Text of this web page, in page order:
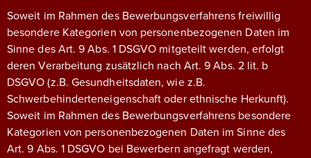
Soweit im Rahmen des Bewerbungsverfahrens freiwillig
besondere Kategorien von personenbezogenen Daten im
Sinne des Art. 9 Abs. 1 DSGVO mitgeteilt werden, erfolgt
deren Verarbeitung zusätzlich nach Art. 9 Abs. 2 lit. b
DSGVO (z.B. Gesundheitsdaten, wie z.B.
Schwerbehinderteneigenschaft oder ethnische Herkunft).
Soweit im Rahmen des Bewerbungsverfahrens besondere
Kategorien von personenbezogenen Daten im Sinne des
Art. 9 Abs. 1 DSGVO bei Bewerbern angefragt werden,